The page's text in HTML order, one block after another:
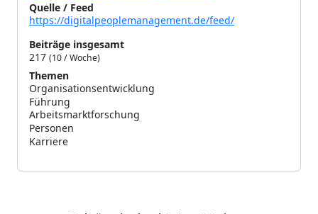
Quelle / Feed
https://digitalpeoplemanagement.de/feed/
Beiträge insgesamt
217 (10 / Woche)
Themen
Organisationsentwicklung
Führung
Arbeitsmarktforschung
Personen
Karriere